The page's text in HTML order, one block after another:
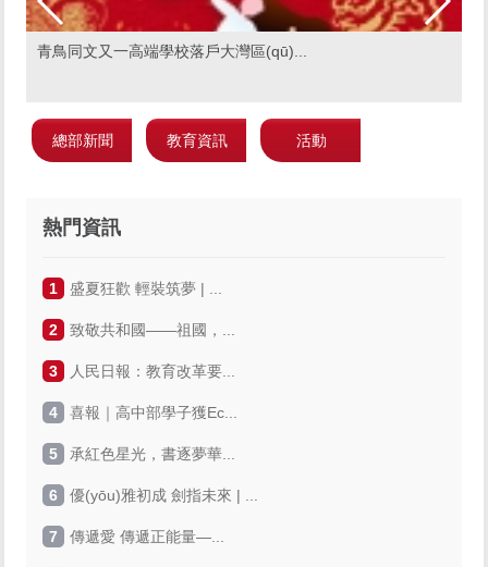
青鳥同文又一高端學校落戶大灣區(qū)...
總部新聞 教育資訊 活動
熱門資訊
1 盛夏狂歡 輕裝筑夢 | ...
2 致敬共和國——祖國，...
3 人民日報：教育改革要...
4 喜報｜高中部學子獲Ec...
5 承紅色星光，書逐夢華...
6 優(yōu)雅初成 劍指未來 | ...
7 傳遞愛 傳遞正能量—...